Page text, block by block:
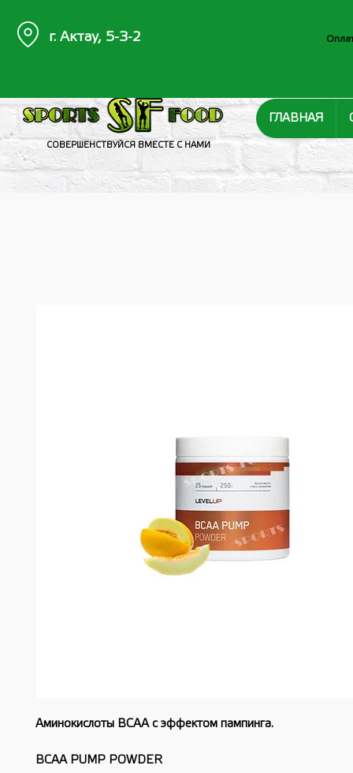
СОВЕРШЕНСТВУЙСЯ ВМЕСТЕ С НАМИ
ГЛАВНАЯ
г. Актау, 5-3-2
Аминокислоты ВСАА с эффектом пампинга.
BCAA PUMP POWDER